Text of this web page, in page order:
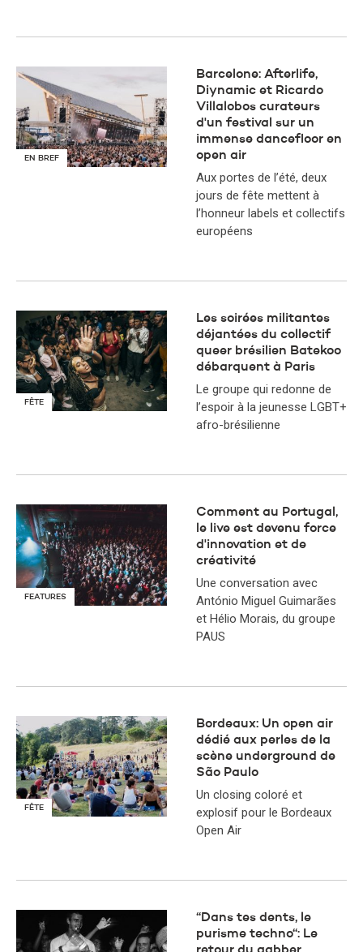
EN BREF
Barcelone: Afterlife,
Diynamic et Ricardo
Villalobos curateurs
d'un festival sur un
immense dancefloor en
open air
Aux portes de l’été, deux
jours de fête mettent à
l’honneur labels et collectifs
européens
FÊTE
Les soirées militantes
déjantées du collectif
queer brésilien Batekoo
débarquent à Paris
Le groupe qui redonne de
l’espoir à la jeunesse LGBT+
afro-brésilienne
FEATURES
Comment au Portugal,
le live est devenu force
d'innovation et de
créativité
Une conversation avec
António Miguel Guimarães
et Hélio Morais, du groupe
PAUS
FÊTE
Bordeaux: Un open air
dédié aux perles de la
scène underground de
São Paulo
Un closing coloré et
explosif pour le Bordeaux
Open Air
“Dans tes dents, le
purisme techno“: Le